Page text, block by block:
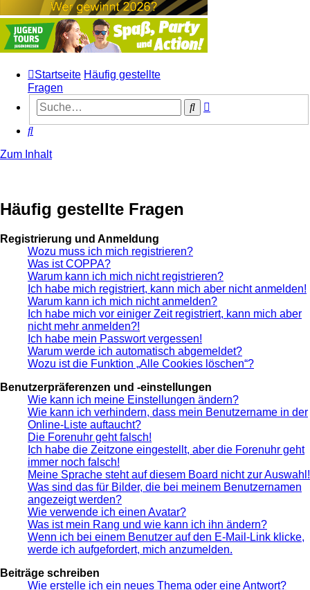
Startseite Häufig gestellte
Fragen
Suche
Suche
Zum Inhalt
Häufig gestellte Fragen
Registrierung und Anmeldung
Wozu muss ich mich registrieren?
Was ist COPPA?
Warum kann ich mich nicht registrieren?
Ich habe mich registriert, kann mich aber nicht anmelden!
Warum kann ich mich nicht anmelden?
Ich habe mich vor einiger Zeit registriert, kann mich aber
nicht mehr anmelden?!
Ich habe mein Passwort vergessen!
Warum werde ich automatisch abgemeldet?
Wozu ist die Funktion „Alle Cookies löschen“?
Benutzerpräferenzen und -einstellungen
Wie kann ich meine Einstellungen ändern?
Wie kann ich verhindern, dass mein Benutzername in der
Online-Liste auftaucht?
Die Forenuhr geht falsch!
Ich habe die Zeitzone eingestellt, aber die Forenuhr geht
immer noch falsch!
Meine Sprache steht auf diesem Board nicht zur Auswahl!
Was sind das für Bilder, die bei meinem Benutzernamen
angezeigt werden?
Wie verwende ich einen Avatar?
Was ist mein Rang und wie kann ich ihn ändern?
Wenn ich bei einem Benutzer auf den E-Mail-Link klicke,
werde ich aufgefordert, mich anzumelden.
Beiträge schreiben
Wie erstelle ich ein neues Thema oder eine Antwort?